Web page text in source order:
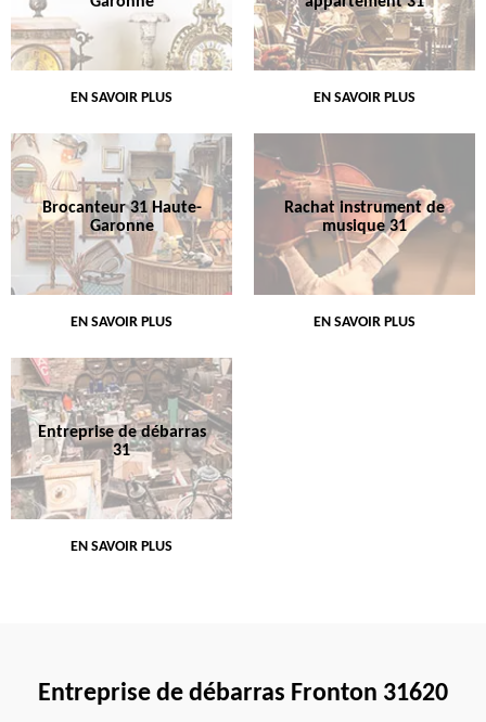
EN SAVOIR PLUS EN SAVOIR PLUS
Brocanteur 31 Haute-
Garonne
EN SAVOIR PLUS
Rachat instrument de
musique 31
EN SAVOIR PLUS
Entreprise de débarras
31
EN SAVOIR PLUS
Entreprise de débarras Fronton 31620